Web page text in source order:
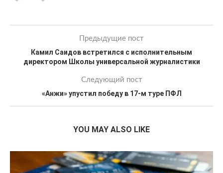
Предыдущие пост
Камил Саидов встретился с исполнительным
директором Школы универсальной журналистики
Следующий пост
«Анжи» упустил победу в 17-м туре ПФЛ
YOU MAY ALSO LIKE